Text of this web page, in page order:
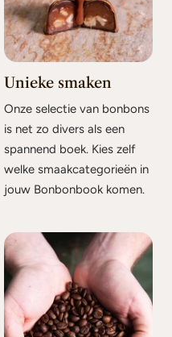
Unieke smaken
Onze selectie van bonbons
is net zo divers als een
spannend boek. Kies zelf
welke smaakcategorieën in
jouw Bonbonbook komen.